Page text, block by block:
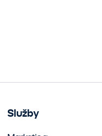
Služby